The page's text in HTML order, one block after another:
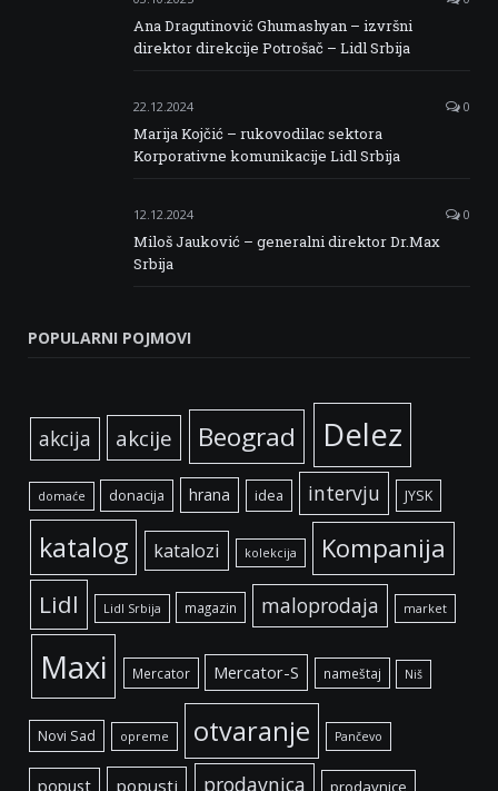
Ana Dragutinović Ghumashyan – izvršni
direktor direkcije Potrošač – Lidl Srbija
22.12.2024 0
Marija Kojčić – rukovodilac sektora
Korporativne komunikacije Lidl Srbija
12.12.2024 0
Miloš Jauković – generalni direktor Dr.Max
Srbija
POPULARNI POJMOVI
akcija akcije Beograd Delez
domaće donacija hrana idea intervju JYSK
katalog katalozi kolekcija Kompanija
Lidl Lidl Srbija magazin maloprodaja market
Maxi Mercator Mercator-S nameštaj Niš
Novi Sad opreme otvaranje Pančevo
popust popusti prodavnica prodavnice